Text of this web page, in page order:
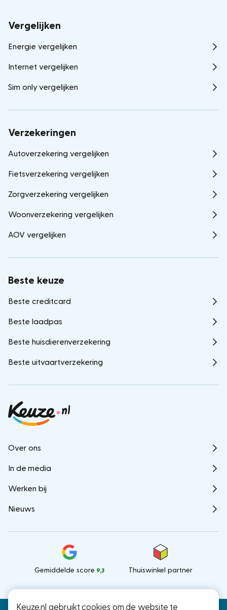
Keuze.nl gebruikt cookies om de website te
Over ons
In de media
Werken bij
Nieuws
Gemiddelde score 9,3 Thuiswinkel partner
Vergelijken
Energie vergelijken
Internet vergelijken
Sim only vergelijken
Verzekeringen
Autoverzekering vergelijken
Fietsverzekering vergelijken
Zorgverzekering vergelijken
Woonverzekering vergelijken
AOV vergelijken
Beste keuze
Beste creditcard
Beste laadpas
Beste huisdierenverzekering
Beste uitvaartverzekering